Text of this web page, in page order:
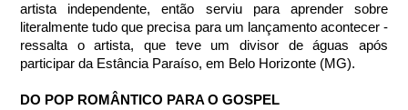
artista independente, então serviu para aprender sobre
literalmente tudo que precisa para um lançamento acontecer -
ressalta o artista, que teve um divisor de águas após
participar da Estância Paraíso, em Belo Horizonte (MG).
DO POP ROMÂNTICO PARA O GOSPEL